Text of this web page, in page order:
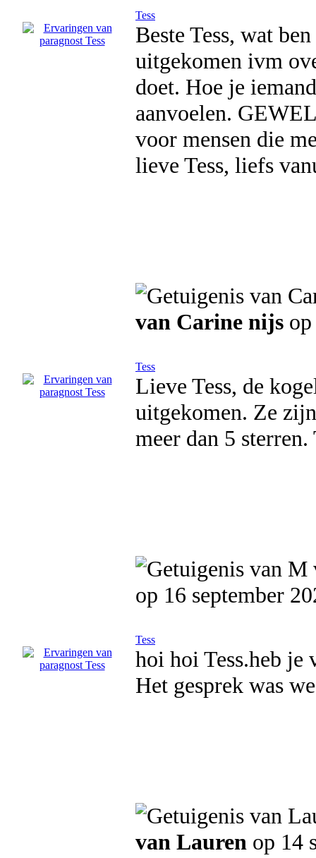
Tess
Beste Tess, wat
uitgekomen ivm
doet. Hoe je
aanvoelen.
voor mensen die
lieve Tess, liefs
van Carine nijs
Tess
Lieve Tess, de
uitgekomen. Ze
meer dan 5
op 16 september
Tess
hoi hoi Tess.heb je
Het gesprek was
van Lauren op 14